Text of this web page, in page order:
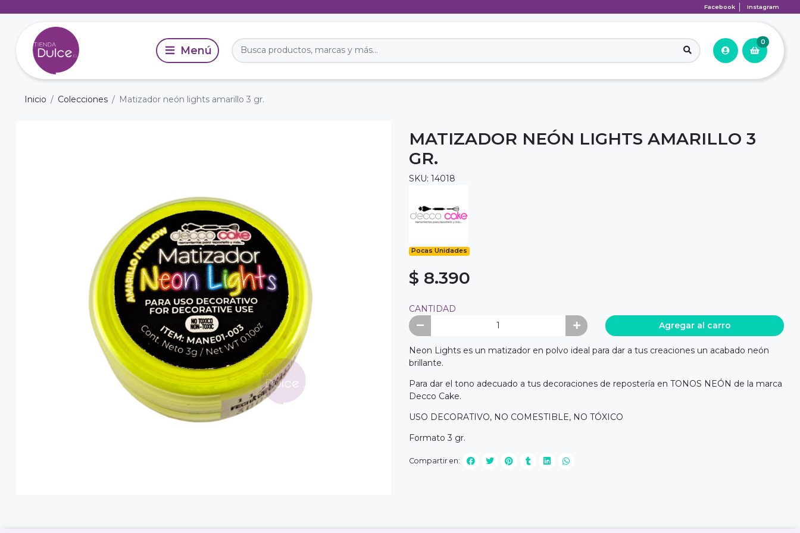
Facebook Instagram
0
Inicio Colecciones Matizador neón lights amarillo 3 gr.
MATIZADOR NEÓN LIGHTS AMARILLO 3
GR.
SKU: 14018
Pocas Unidades
$ 8.390
CANTIDAD
Agregar al carro
Neon Lights es un matizador en polvo ideal para dar a tus creaciones un acabado neón
brillante.
Para dar el tono adecuado a tus decoraciones de repostería en TONOS NEÓN de la marca
Decco Cake.
USO DECORATIVO, NO COMESTIBLE, NO TÓXICO
Formato 3 gr.
Compartir en: